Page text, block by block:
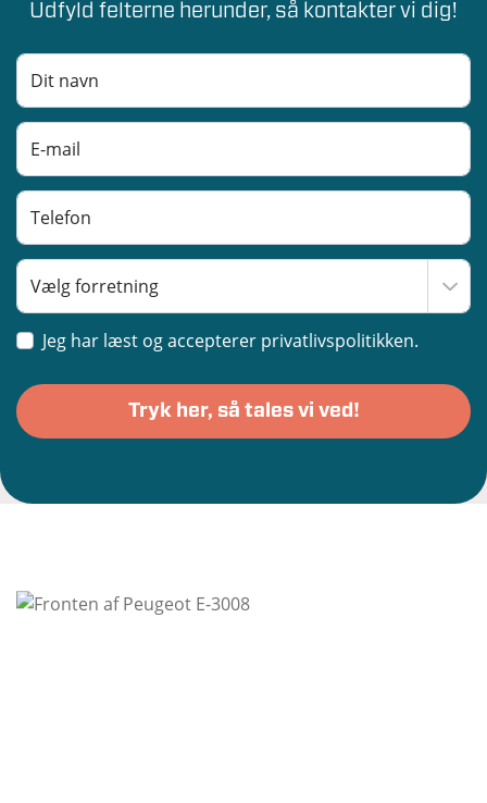
Udfyld felterne herunder, så kontakter vi dig!
Jeg har læst og accepterer privatlivspolitikken.